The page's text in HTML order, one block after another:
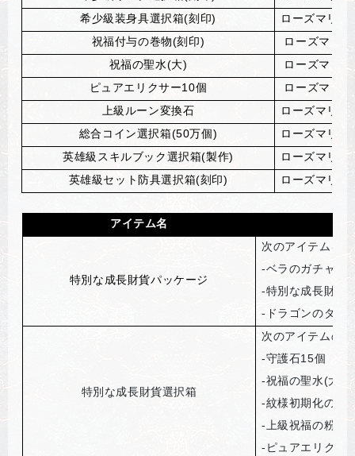
希少級装身具選択箱(刻印)
ローズマリー
祝福付与の巻物(刻印)
ローズマリ
祝福の聖水(大)
ローズマリ
ピュアエリクサー10個
ローズマリ
上級ルーン変換石
ローズマリー
総合コイン選択箱(50万個)
ローズマリー
英雄級スキルブック選択箱(製作)
ローズマリー
英雄級セット防具選択箱(刻印)
ローズマリー
アイテム名
特別な成長財貨パッケージ
次のアイテムを
-ベラのガチャパ
-特別な成長財貨
- ドラゴンのダイ
特別な成長財貨選択箱
次のアイテムの
-守護石15個
-祝福の聖水(大
-紋様初期化の巻
- 上級祝福の粉3
- ピュアエリクサ